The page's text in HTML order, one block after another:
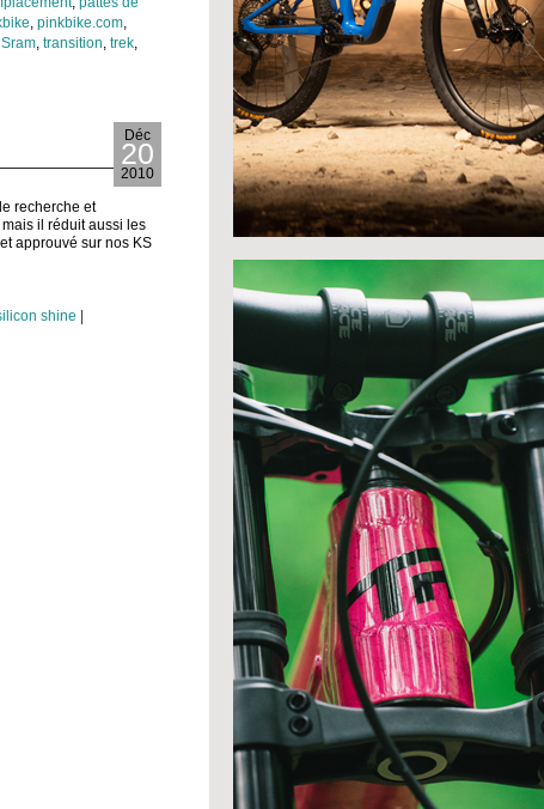
, pinkbike.com,
Sram, transition, trek,
Déc
20
2010
recherche et
il réduit aussi les
approuvé sur nos KS
shine